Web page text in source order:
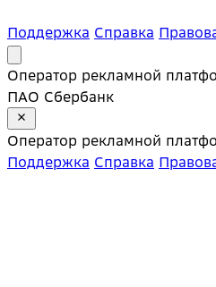
Поддержка Справка
Оператор рекламной
ПАО Сбербанк
Оператор рекламной
Поддержка Справка